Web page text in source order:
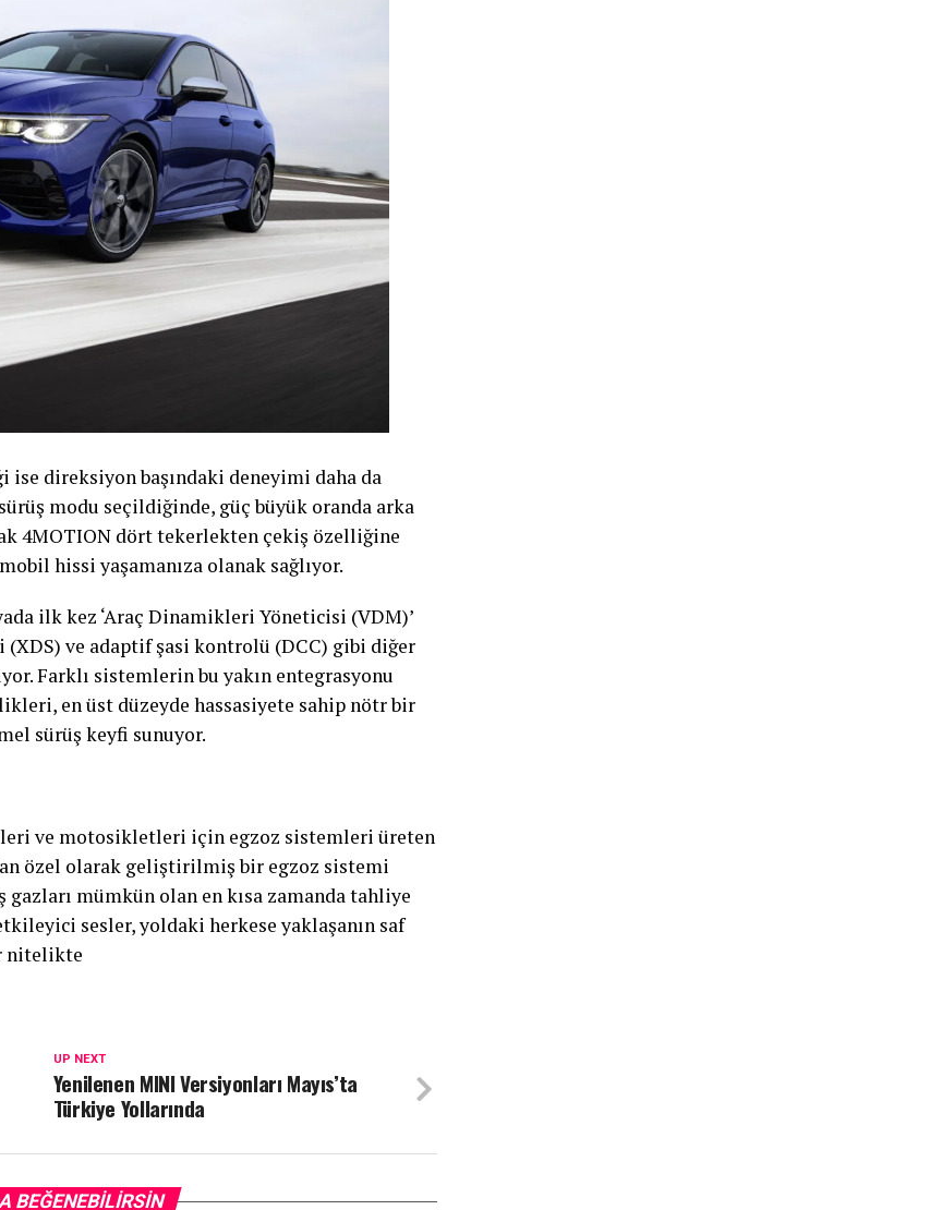
direksiyon başındaki deneyimi daha da
modu seçildiğinde, güç büyük oranda arka
4MOTION dört tekerlekten çekiş özelliğine
hissi yaşamanıza olanak sağlıyor.
ilk kez ‘Araç Dinamikleri Yöneticisi (VDM)’
ve adaptif şasi kontrolü (DCC) gibi diğer
Farklı sistemlerin bu yakın entegrasyonu
en üst düzeyde hassasiyete sahip nötr bir
sürüş keyfi sunuyor.
ve motosikletleri için egzoz sistemleri üreten
özel olarak geliştirilmiş bir egzoz sistemi
mümkün olan en kısa zamanda tahliye
sesler, yoldaki herkese yaklaşanın saf
nitelikte
UP NEXT
Yenilenen MINI Versiyonları Mayıs’ta
Türkiye Yollarında
BEĞENEBILIRSIN